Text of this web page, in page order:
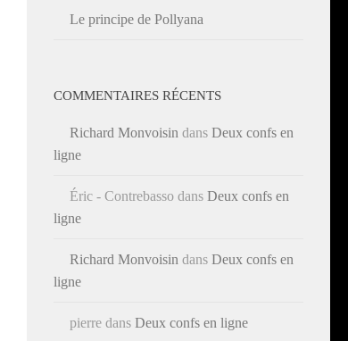
Le principe de Pollyana
COMMENTAIRES RÉCENTS
Richard Monvoisin dans Deux confs en
ligne
Éric - Contrebasso dans Deux confs en
ligne
Richard Monvoisin dans Deux confs en
ligne
pierre dans Deux confs en ligne